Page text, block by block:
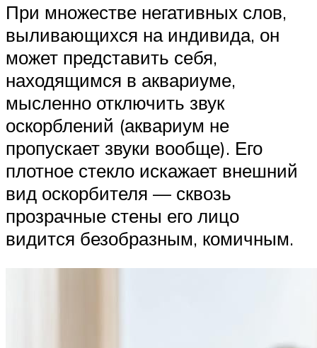
При множестве негативных слов,
выливающихся на индивида, он
может представить себя,
находящимся в аквариуме,
мысленно отключить звук
оскорблений (аквариум не
пропускает звуки вообще). Его
плотное стекло искажает внешний
вид оскорбителя — сквозь
прозрачные стены его лицо
видится безобразным, комичным.